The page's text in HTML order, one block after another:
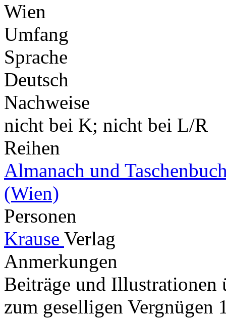
Wien
Umfang
Sprache
Deutsch
Nachweise
nicht bei K; nicht bei L/R
Reihen
Almanach und
(Wien)
Personen
Krause Verlag
Anmerkungen
Beiträge und Illustrationen
zum geselligen Vergnügen